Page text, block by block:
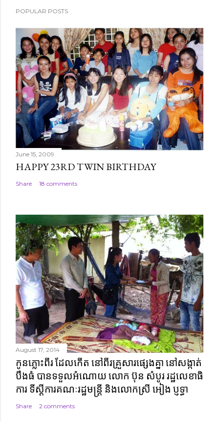
a
C
o
m
m
e
n
t
POPULAR POSTS
June 15, 2009
HAPPY 23RD TWIN BIRTHDAY
Share 18 comments
August 17, 2014
កូនភ្លោះពីរ ដែលកើត នៅពីរគ្រួសារផ្សេងគ្នា នៅសង្កាត់
បឹងធំ បានទទួលអំណោយ លោក ប៊ុន សំបូរ រដ្ឋលេខាធិ
ការ ទីស្តីការគណៈរដ្ឋមន្ត្រី និងលោកស្រី អៀង ប្ញទ្ធា
Share 2 comments